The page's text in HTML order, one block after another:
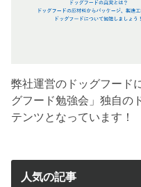
弊社運営のドッグフード
グフード勉強会」独自の
テンツとなっています！
人気の記事